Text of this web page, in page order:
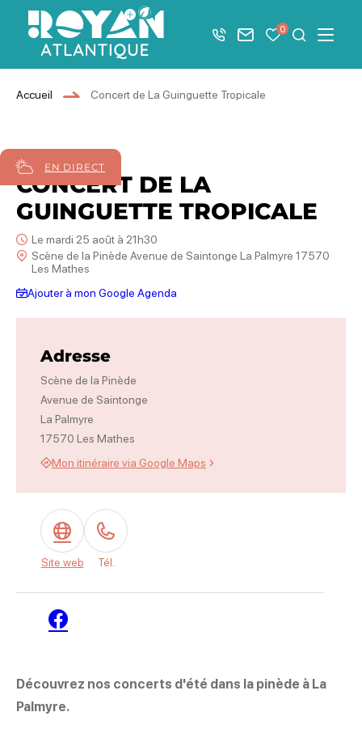
Afficher la barre de navigation du mode éco
Royan Atlantique
+33 5 46 08 21 00
Nous contacter
Mes favoris
0 JeMenu
Accueil Concert de La Guinguette Tropicale
EN DIRECT
25 août 2026
CONCERT DE LA
GUINGUETTE TROPICALE
Le mardi 25 août à 21h30
Scène de la Pinède Avenue de Saintonge La Palmyre 17570
Les Mathes
Ajouter à mon Google Agenda
Découvrez nos concerts d'été dans la pinède à La
Palmyre.
Adresse
Scène de la Pinède
Avenue de Saintonge
La Palmyre
17570 Les Mathes
Mon itinéraire via Google Maps
Site web Tél.
Facebook